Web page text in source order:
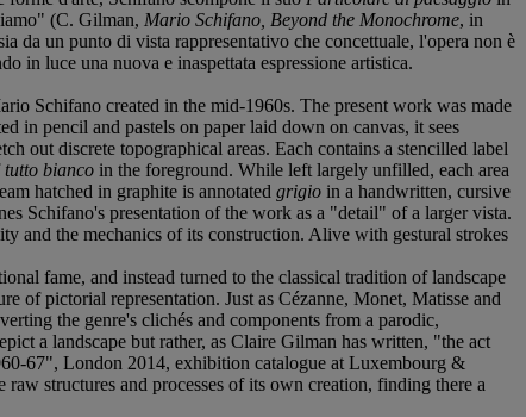
(C. Gilman, Mario Schifano, Beyond the Monochrome, in
da un punto di vista rappresentativo che concettuale, l'opera non è
in luce una nuova e inaspettata espressione artistica.
Schifano created in the mid-1960s. The present work was made
in pencil and pastels on paper laid down on canvas, it sees
out discrete topographical areas. Each contains a stencilled label
tutto bianco in the foreground. While left largely unfilled, each area
hatched in graphite is annotated grigio in a handwritten, cursive
Schifano's presentation of the work as a "detail" of a larger vista.
and the mechanics of its construction. Alive with gestural strokes
fame, and instead turned to the classical tradition of landscape
of pictorial representation. Just as Cézanne, Monet, Matisse and
the genre's clichés and components from a parodic,
a landscape but rather, as Claire Gilman has written, "the act
67", London 2014, exhibition catalogue at Luxembourg &
structures and processes of its own creation, finding there a